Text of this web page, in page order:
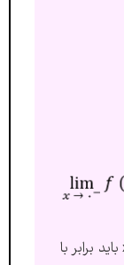
با توجه به رابطه بالا، مقدار تابع در نقطه x = 0 باید برابر با